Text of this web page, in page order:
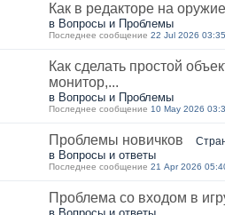
Как в редакторе на
в Вопросы и Проблемы
Последнее сообщение 22 Jul 2026 03:35
Как сделать простой
монитор,...
в Вопросы и Проблемы
Последнее сообщение 10 May 2026
Проблемы новичков
в Вопросы и ответы
Последнее сообщение 21 Apr 2026
Проблема со входом в